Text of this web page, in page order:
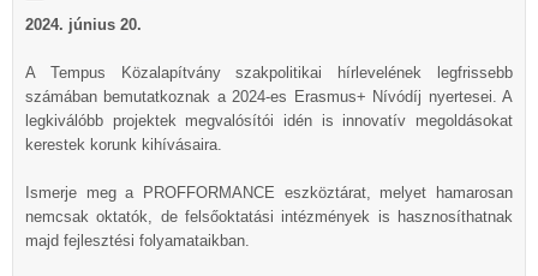
2024. június 20.
A Tempus Közalapítvány szakpolitikai hírlevelének legfrissebb
számában bemutatkoznak a 2024-es Erasmus+ Nívódíj nyertesei. A
legkiválóbb projektek megvalósítói idén is innovatív megoldásokat
kerestek korunk kihívásaira.
Ismerje meg a PROFFORMANCE eszköztárat, melyet hamarosan
nemcsak oktatók, de felsőoktatási intézmények is hasznosíthatnak
majd fejlesztési folyamataikban.